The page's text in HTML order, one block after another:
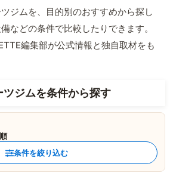
ジムを、目的別のおすすめから探し
などの条件で比較したりできます。
編集部が公式情報と独自取材をも
ジムを条件から探す
条件を絞り込む